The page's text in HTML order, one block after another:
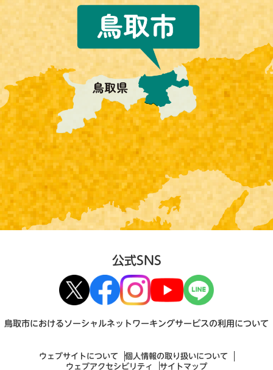
公式SNS
鳥取市におけるソーシャルネットワーキングサービスの利用について
ウェブサイトについて
個人情報の取り扱いについて
ウェブアクセシビリティ
サイトマップ